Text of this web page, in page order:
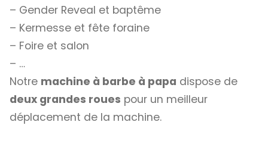
– Gender Reveal et baptême
– Kermesse et fête foraine
– Foire et salon
– …
Notre machine à barbe à papa dispose de
deux grandes roues pour un meilleur
déplacement de la machine.